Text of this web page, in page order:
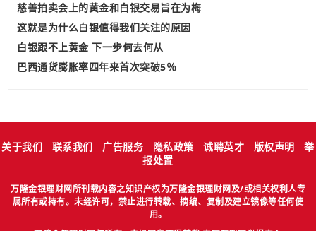
慈善拍卖会上的黄金和白银交易旨在为梅
这就是为什么白银值得我们关注的原因
白银跟不上黄金 下一步何去何从
巴西通货膨胀率四年来首次突破5％
关于我们 联系我们 广告服务 隐私政策 诚聘英才 版权声明
举
报处置
万隆金银理财网所刊载内容之知识产权为万隆金银理财网及/或相关权利人专
属所有或持有。未经许可，禁止进行转载、摘编、复制及建立镜像等任何使
用。